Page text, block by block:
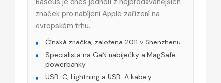
Baseus je dnes jednou z nejprodávanějších
značek pro nabíjení Apple zařízení na
evropském trhu.
Čínská značka, založena 2011 v Shenzhenu
Specialista na GaN nabíječky a MagSafe
powerbanky
USB-C, Lightning a USB-A kabely